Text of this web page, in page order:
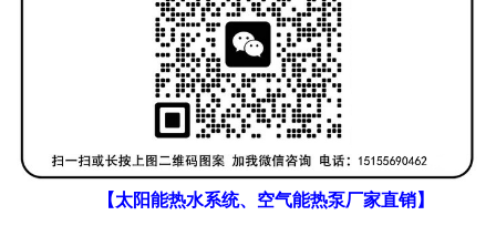
【太阳能热水系统、空气能热泵厂家直销】